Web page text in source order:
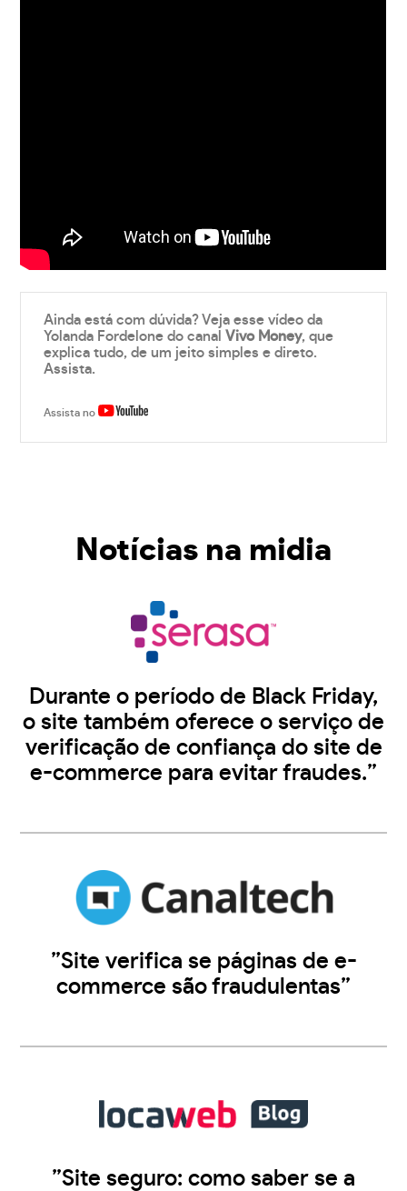
Ainda está com dúvida? Veja esse vídeo da
Yolanda Fordelone do canalVivo Money, que
explica tudo, de um jeito simples e direto.
Assista.
Assista no
Notícias na midia
Durante o período de Black Friday,
o site também oferece o serviço de
verificação de confiança do site de
e-commerce para evitar fraudes.”
”Site verifica se páginas de e-
commerce são fraudulentas”
”Site seguro: como saber se a